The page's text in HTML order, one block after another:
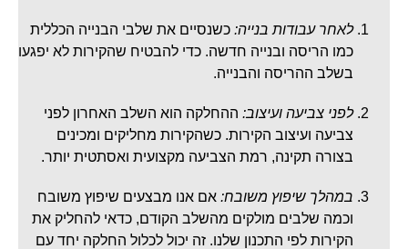
לאחר עבודות בנייה: כשנסיים את שלבי הבנייה הכללית
כמו הריסה ובנייה חדשה. כדי להבטיח שהקירות לא יפגעו
בשלב ההריסה והבנייה.
לפני צביעה ועיצוב: ההחלקה הוא השלב האחרון לפני
צביעה ועיצוב הקירות. כשהקירות מחליקים ומכינים
בצורה תקינה, רמת הצביעה מקצועית ואסתטית יותר.
במהלך שיפוץ משובח: אם אנו מבצעים שיפוץ משובח
וכמה שלבים מולקים מהשלב הקודם, כדאי להחליק את
הקירות לפי התכנון שלנו. זה יכול לכלול החלקה יחד עם